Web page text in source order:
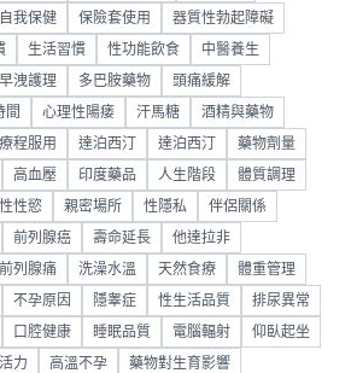
自我保健 保險套使用 器質性勃起障礙
生活習慣 性功能飲食 中醫養生
早洩護理 多巴胺藥物 頭痛緩解
間 心理性陽痿 汗馬糖 酒精與藥物
療程服用 達泊西汀 達泊西汀 藥物劑量
高血壓 印度藥品 人生階段 體質調理
性慾 親密場所 性隱私 伴侶關係
前列腺癌 壽命延長 他達拉非
前列腺痛 洗澡水溫 天然食療 體重管理
不孕原因 隱睾症 性生活品質 排尿異常
口腔健康 睡眠品質 電腦輻射 仰臥起坐
力 高溫不孕 藥物對生育影響